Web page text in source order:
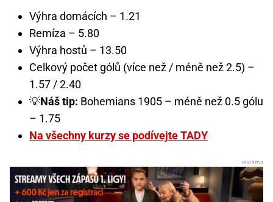
Výhra domácích – 1.21
Remíza – 5.80
Výhra hostů – 13.50
Celkový počet gólů (více než / méně než 2.5) –
1.57 / 2.40
💡Náš tip: Bohemians 1905 – méně než 0.5 gólu
– 1.75
Na všechny kurzy se podívejte TADY